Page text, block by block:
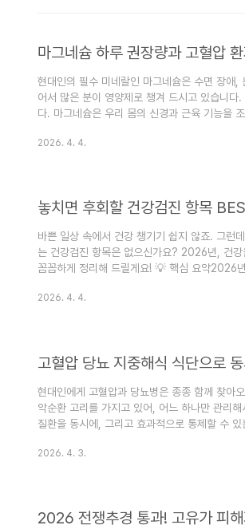
마그네슘 하루 권장량과 고혈압
현대인의 필수 미네랄인 마그네슘은 수면 장애
어서 많은 분이 영양제로 챙겨 드시고 있습니다
다. 마그네슘은 우리 몸의 신경과 근육 기능을
요?2. 마그네슘 과다 복용 시 어떤 부작용이 발
2026. 4. 4.
놓치면 후회할 건강검진 항목
바쁜 일상 속에서 건강 챙기기 쉽지 않죠. 그런
는 건강검진 항목은 없으신가요? 2026년, 건
꼼꼼하게 정리해 드릴게요! 💡 핵심 요약2026
할 수 있습니다.꼼꼼한 검진으로 조기 발견 시
2026. 4. 4.
고혈압 당뇨 지중해식 식단으로
현대인에게 고혈압과 당뇨병은 종종 함께 찾아
악순환 고리를 가지고 있어, 어느 하나만 관리
질환을 동시에, 그리고 효과적으로 통제할 수
관리를 극대화하는 식사 꿀팁은 무엇인가요?자
2026. 4. 3.
2026 전쟁추경 통과! 고유가 피